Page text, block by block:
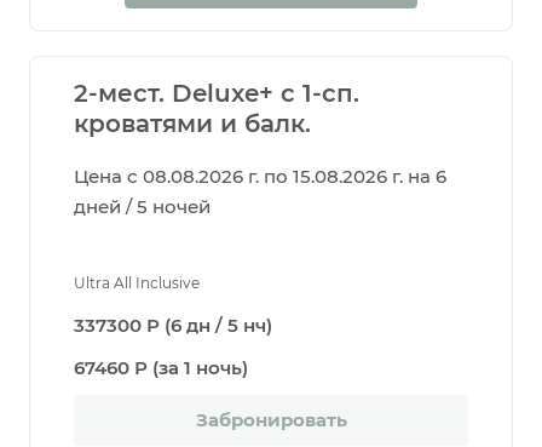
2-мест. Deluxe+ с 1-сп.
кроватями и балк.
Цена с 08.08.2026 г. по 15.08.2026 г. на 6
дней / 5 ночей
Ultra All Inclusive
337300 Р (6 дн / 5 нч)
67460 Р (за 1 ночь)
Забронировать